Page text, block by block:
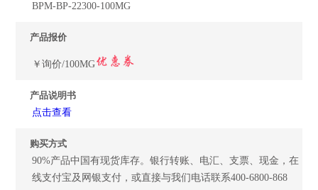
BPM-BP-22300-100MG
产品报价
￥询价/100MG
产品说明书
点击查看
购买方式
90%产品中国有现货库存。银行转账、电汇、支票、现金，在
线支付宝及网银支付，或直接与我们电话联系400-6800-868